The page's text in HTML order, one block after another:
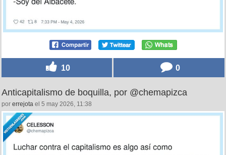
10 0
Anticapitalismo de boquilla, por @chemapizca
por errejota el 5 may 2026, 11:38